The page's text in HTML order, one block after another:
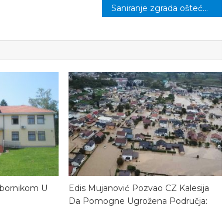
Saniranje zgrada oštećenih tokom agresije: „Penzionerka“ uskoro dobija fasadu
U
Edis Mujanović Pozvao CZ Kalesija
Da Pomogne Ugrožena Područja: